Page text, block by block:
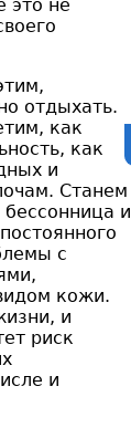
это не
отдыхать.
как
как
и
Станем
и
с
кожи.
и
риск
и